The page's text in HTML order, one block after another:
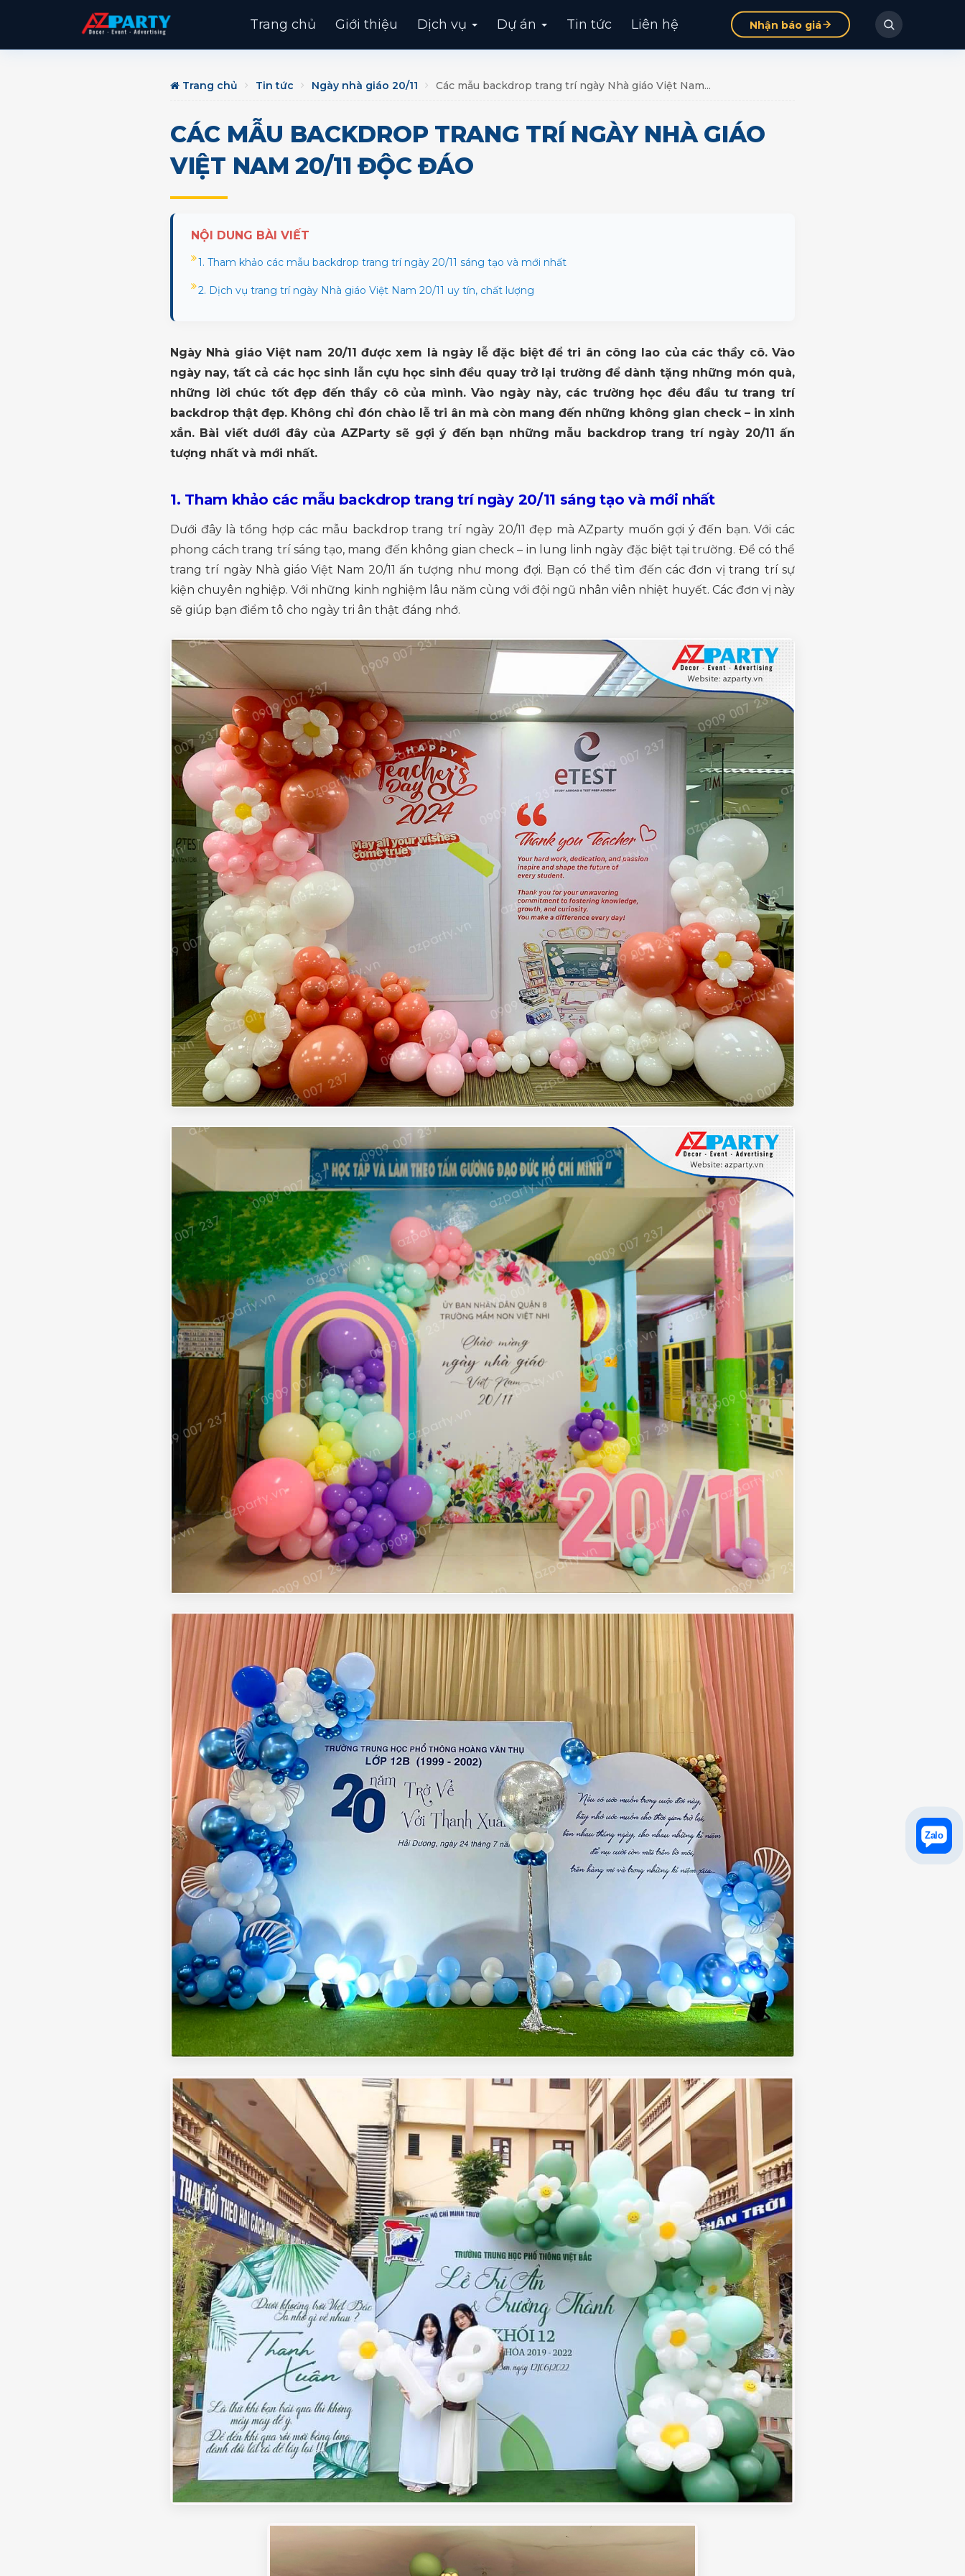
Trang chủ Giới thiệu Dịch vụ Dự án Tin tức Liên hệ Nhận báo giá
Trang chủ Tin tức Ngày nhà giáo 20/11 Các mẫu backdrop trang trí ngày Nhà giáo Việt Nam...
CÁC MẪU BACKDROP TRANG TRÍ NGÀY NHÀ GIÁO
VIỆT NAM 20/11 ĐỘC ĐÁO
NỘI DUNG BÀI VIẾT
1. Tham khảo các mẫu backdrop trang trí ngày 20/11 sáng tạo và mới nhất
2. Dịch vụ trang trí ngày Nhà giáo Việt Nam 20/11 uy tín, chất lượng
Ngày Nhà giáo Việt nam 20/11 được xem là ngày lễ đặc biệt để tri ân công lao của các thầy cô. Vào
ngày nay, tất cả các học sinh lẫn cựu học sinh đều quay trở lại trường để dành tặng những món quà,
những lời chúc tốt đẹp đến thầy cô của mình. Vào ngày này, các trường học đều đầu tư trang trí
backdrop thật đẹp. Không chỉ đón chào lễ tri ân mà còn mang đến những không gian check – in xinh
xắn. Bài viết dưới đây của AZParty sẽ gợi ý đến bạn những mẫu backdrop trang trí ngày 20/11 ấn
tượng nhất và mới nhất.
1. Tham khảo các mẫu backdrop trang trí ngày 20/11 sáng tạo và mới nhất
Dưới đây là tổng hợp các mẫu backdrop trang trí ngày 20/11 đẹp mà AZparty muốn gợi ý đến bạn. Với các
phong cách trang trí sáng tạo, mang đến không gian check – in lung linh ngày đặc biệt tại trường. Để có thể
trang trí ngày Nhà giáo Việt Nam 20/11 ấn tượng như mong đợi. Bạn có thể tìm đến các đơn vị trang trí sự
kiện chuyên nghiệp. Với những kinh nghiệm lâu năm cùng với đội ngũ nhân viên nhiệt huyết. Các đơn vị này
sẽ giúp bạn điểm tô cho ngày tri ân thật đáng nhớ.